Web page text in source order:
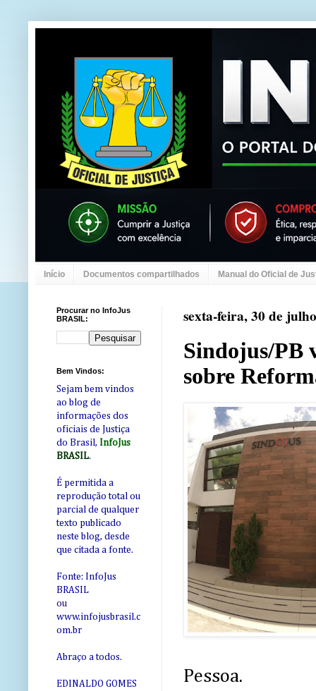
Início Documentos compartilhados Manual do Oficial de
sexta-feira, 30 de
Sindojus/PB
sobre
Pessoa.
Procurar no InfoJus
BRASIL:
Bem Vindos:
Sejam bem vindos
ao blog de
informações dos
oficiais de Justiça
do Brasil, InfoJus
BRASIL.
É permitida a
reprodução total ou
parcial de qualquer
texto publicado
neste blog, desde
que citada a fonte.
Fonte: InfoJus
BRASIL
ou
www.infojusbrasil.c
om.br
Abraço a todos.
EDINALDO GOMES